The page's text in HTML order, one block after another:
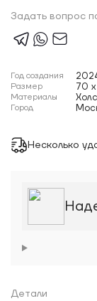
Задать вопрос
Год создания
Размер 70
Материалы
Город
Несколько
Детали